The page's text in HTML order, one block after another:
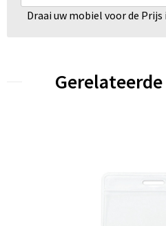
Draai uw mobiel voor de